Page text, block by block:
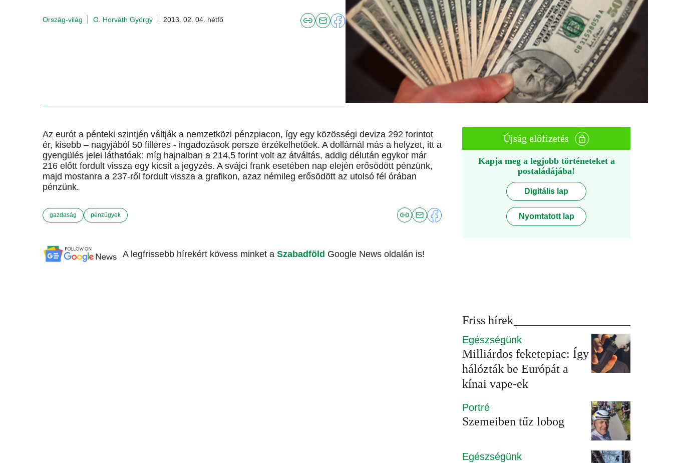
Ország-világ O. Horváth György 2013. 02. 04. hétfő
Az eurót a pénteki szintjén váltják a nemzetközi pénzpiacon, így egy közösségi deviza 292 forintot
ér, kisebb – nagyjából 50 filléres - ingadozások persze érzékelhetőek. A dollárnál más a helyzet, itt a
gyengülés jelei láthatóak: míg hajnalban a 214,5 forint volt az átváltás, addig délután egykor már
216 előtt fordult vissza egy kicsit a jegyzés. A svájci frank esetében nap elején erősödött pénzünk,
majd mostanra a 237-ről fordult vissza a grafikon, azaz némileg erősödött az utolsó fél órában
pénzünk.
gazdaság pénzügyek
A legfrissebb hírekért kövess minket a Szabadföld Google News oldalán is!
Újság előfizetés
Kapja meg a legjobb történeteket a
postaládájába!
Digitális lap
Nyomtatott lap
Friss hírek
Egészségünk
Milliárdos feketepiac: Így
hálózták be Európát a
kínai vape-ek
Portré
Szemeiben tűz lobog
Egészségünk